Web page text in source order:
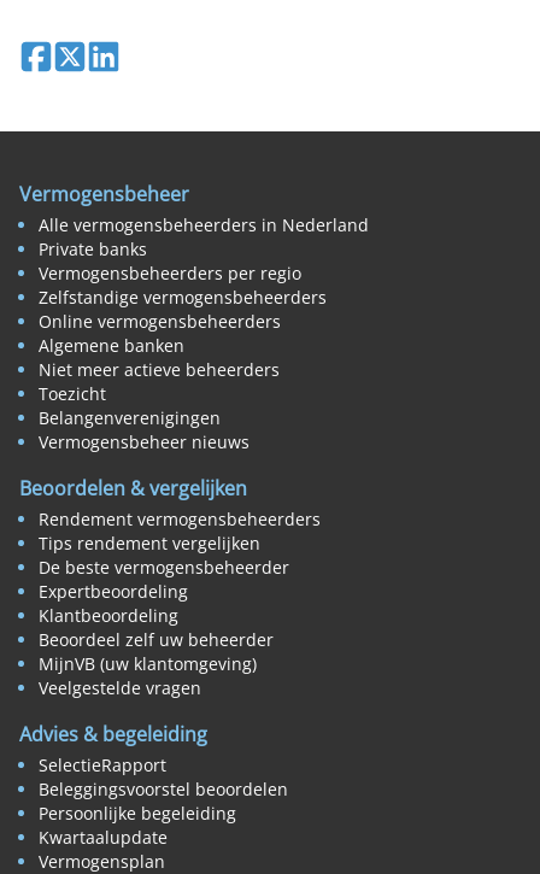
Deel op Facebook
Deel op XDeel op LinkedIn
Vermogensbeheer
Alle vermogensbeheerders in Nederland
Private banks
Vermogensbeheerders per regio
Zelfstandige vermogensbeheerders
Online vermogensbeheerders
Algemene banken
Niet meer actieve beheerders
Toezicht
Belangenverenigingen
Vermogensbeheer nieuws
Beoordelen & vergelijken
Rendement vermogensbeheerders
Tips rendement vergelijken
De beste vermogensbeheerder
Expertbeoordeling
Klantbeoordeling
Beoordeel zelf uw beheerder
MijnVB (uw klantomgeving)
Veelgestelde vragen
Advies & begeleiding
SelectieRapport
Beleggingsvoorstel beoordelen
Persoonlijke begeleiding
Kwartaalupdate
Vermogensplan